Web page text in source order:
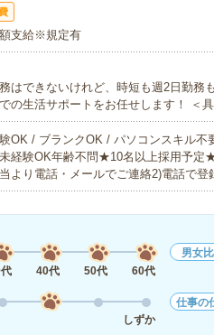
支給※規定有
はできないけれど、時短も週2日勤
の生活サポートをお任せします！ ＜
OK / ブランクOK / パソコンスキル不
経験OK年齢不問★10名以上採用予
より電話・メールでご連絡2)電話で
40代 50代 60代
男女
しずか
仕事の